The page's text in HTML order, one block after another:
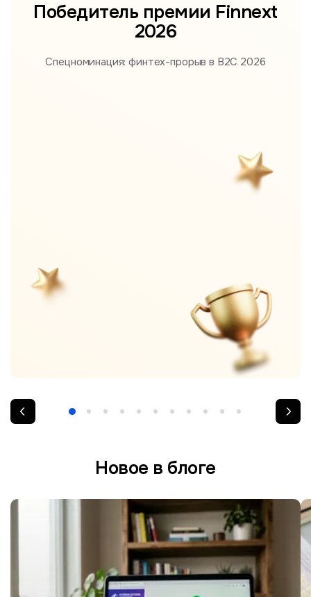
Победитель премии Finnext
2026
Спецноминация: финтех-прорыв в B2С 2026
Новое в блоге